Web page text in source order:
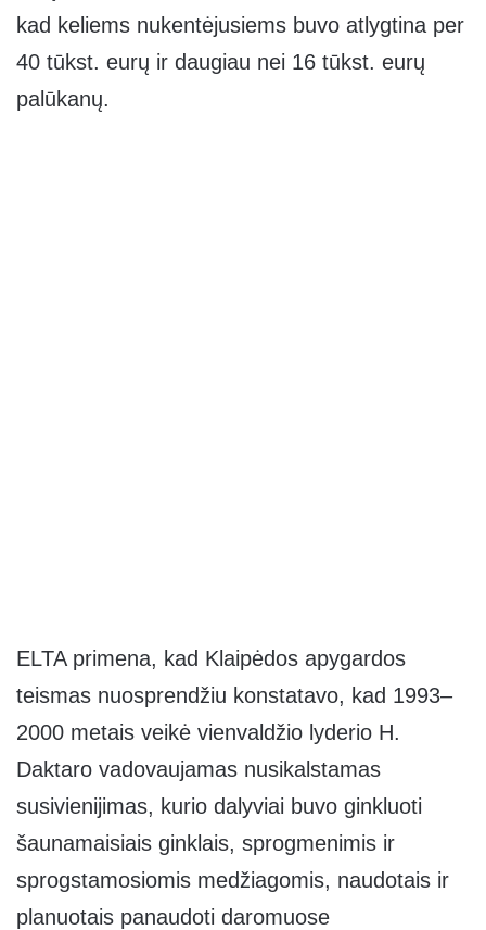
kad keliems nukentėjusiems buvo atlygtina per
40 tūkst. eurų ir daugiau nei 16 tūkst. eurų
palūkanų.
ELTA primena, kad Klaipėdos apygardos
teismas nuosprendžiu konstatavo, kad 1993–
2000 metais veikė vienvaldžio lyderio H.
Daktaro vadovaujamas nusikalstamas
susivienijimas, kurio dalyviai buvo ginkluoti
šaunamaisiais ginklais, sprogmenimis ir
sprogstamosiomis medžiagomis, naudotais ir
planuotais panaudoti daromuose